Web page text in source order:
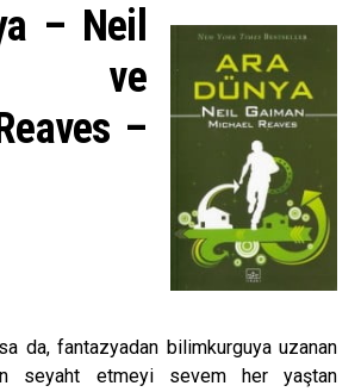
– Neil
ve
–
da, fantazyadan bilimkurguya uzanan
seyaht etmeyi sevem her yaştan